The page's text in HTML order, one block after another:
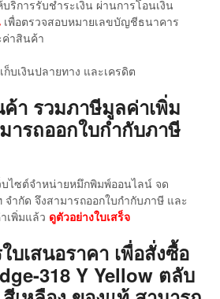
บริการรับชำระเงิน ผ่านการโอนเงิน
เพื่อตรวจสอบหมายเลขบัญชีธนาคาร
ค่าสินค้า
บเงินปลายทาง และเครดิต
า รวมภาษีมูลค่าเพิ่ม
ารถออกใบกำกับภาษี
บไซต์จำหน่ายหมึกพิมพ์ออนไลน์ จด
ำกัด จึงสามารถออกใบกำกับภาษี และ
เพิ่มแล้ว ดูตัวอย่างใบเสร็จ
บเสนอราคา เพื่อสั่งซื้อ
318 Y Yellow ตลับ